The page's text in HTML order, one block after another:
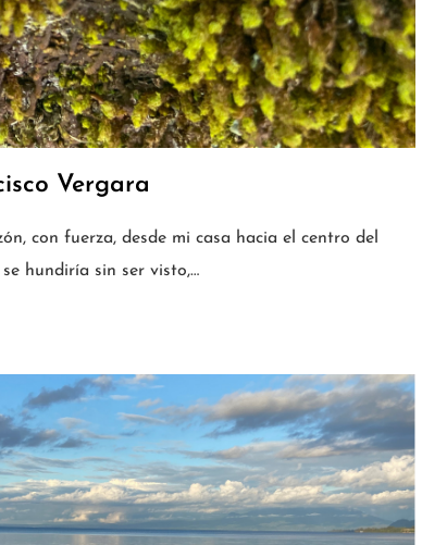
Vergara
con fuerza, desde mi casa hacia el centro del
hundiría sin ser visto,…